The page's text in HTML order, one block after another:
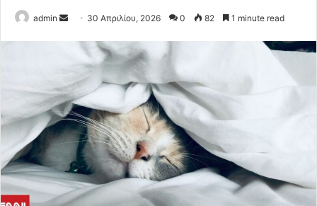
admin
Send
email
30 Απριλίου, 2026 0 82 1 minute read